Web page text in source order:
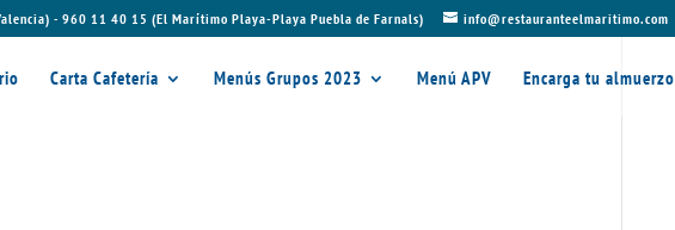
- 960 11 40 15 (El Marítimo Playa-Playa Puebla de Farnals) info@restauranteelmaritimo.com
Carta Cafetería Menús Grupos 2023 Menú APV Encarga tu almuerzo